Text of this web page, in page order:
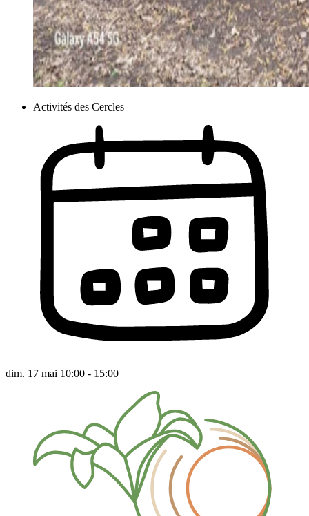
Activités des Cercles
dim. 17 mai 10:00 - 15:00